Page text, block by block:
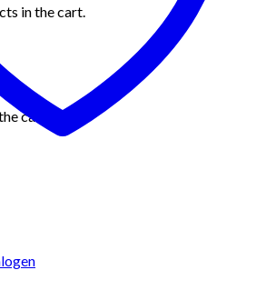
in the cart.
cart.